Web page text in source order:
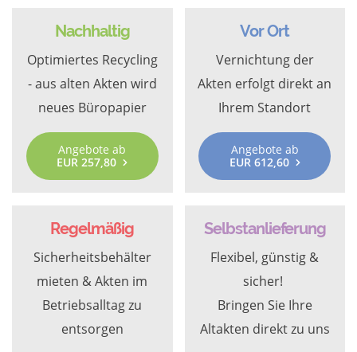
Nachhaltig
Optimiertes Recycling
- aus alten Akten wird
neues Büropapier
Angebote ab
EUR 257,80
Vor Ort
Vernichtung der
Akten erfolgt direkt an
Ihrem Standort
Angebote ab
EUR 612,60
Regelmäßig
Sicherheitsbehälter
mieten & Akten im
Betriebsalltag zu
entsorgen
Selbstanlieferung
Flexibel, günstig &
sicher!
Bringen Sie Ihre
Altakten direkt zu uns